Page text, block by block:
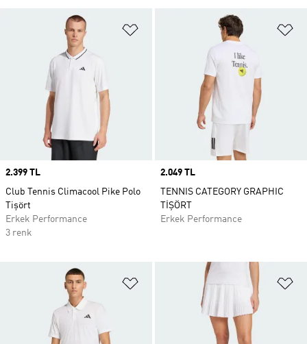
Favori Listesine Ekle
Price
2.399 TL
Club Tennis Climacool Pike Polo
Tişört
Erkek Performance
3 renk
Price
2.049 TL
TENNIS CATEGORY GRAPHIC
TİŞÖRT
Erkek Performance
Favori Listesine Ekle